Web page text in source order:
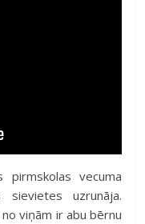
vecuma
uzrunāja.
viņām ir abu bērnu